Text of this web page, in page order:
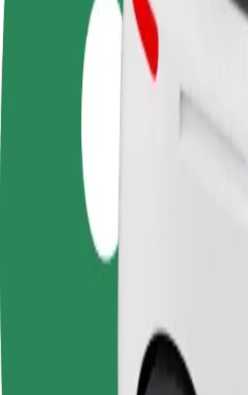
Как да стигнете от Galeria Słoneczna
Търсите най-добрия начин да стигнете от
Удобството и комфортът са само на няколко клика
Надеждни пътувания със стандартни автомобили
Приблизително време за пътуване